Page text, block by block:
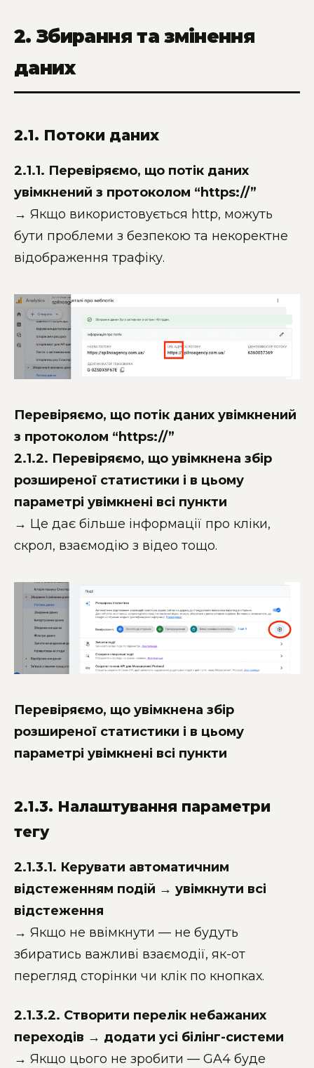
2. Збирання та змінення
даних
2.1. Потоки даних
2.1.1. Перевіряємо, що потік даних
увімкнений з протоколом “https://”
→ Якщо використовується http, можуть
бути проблеми з безпекою та некоректне
відображення трафіку.
Перевіряємо, що потік даних увімкнений
з протоколом “https://”
2.1.2. Перевіряємо, що увімкнена збір
розширеної статистики і в цьому
параметрі увімкнені всі пункти
→ Це дає більше інформації про кліки,
скрол, взаємодію з відео тощо.
Перевіряємо, що увімкнена збір
розширеної статистики і в цьому
параметрі увімкнені всі пункти
2.1.3. Налаштування параметри
тегу
2.1.3.1. Керувати автоматичним
відстеженням подій → увімкнути всі
відстеження
→ Якщо не ввімкнути — не будуть
збиратись важливі взаємодії, як-от
перегляд сторінки чи клік по кнопках.
2.1.3.2. Створити перелік небажаних
переходів → додати усі білінг-системи
→ Якщо цього не зробити — GA4 буде